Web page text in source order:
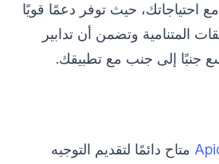
احتياجاتك، حيث توفر دعمًا قويًا
المتنامية وتضمن أن تدابير
جنبًا إلى جنب مع تطبيقك.
متاح دائمًا لتقديم التوجيه